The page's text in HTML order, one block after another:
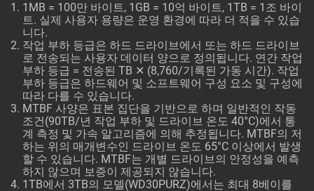
1MB = 100만 바이트, 1GB = 10억 바이트, 1TB = 1조 바이
트. 실제 사용자 용량은 운영 환경에 따라 더 적을 수 있습
니다.
작업 부하 등급은 하드 드라이브에서 또는 하드 드라이브
로 전송되는 사용자 데이터 양으로 정의됩니다. 연간 작업
부하 등급 = 전송된 TB ✕ (8,760/기록된 가동 시간). 작업
부하 등급은 하드웨어 및 소프트웨어 구성 요소 및 구성에
따라 다를 수 있습니다.
MTBF 사양은 표본 집단을 기반으로 하며 일반적인 작동
조건(90TB/년 작업 부하 및 드라이브 온도 40°C)에서 통
계 측정 및 가속 알고리즘에 의해 추정됩니다. MTBF의 저
하는 위의 매개변수인 드라이브 온도 65°C 이상에서 발생
할 수 있습니다. MTBF는 개별 드라이브의 안정성을 예측
하지 않으며 보증이 제공되지 않습니다.
1TB에서 3TB의 모델(WD30PURZ)에서는 최대 8베이를